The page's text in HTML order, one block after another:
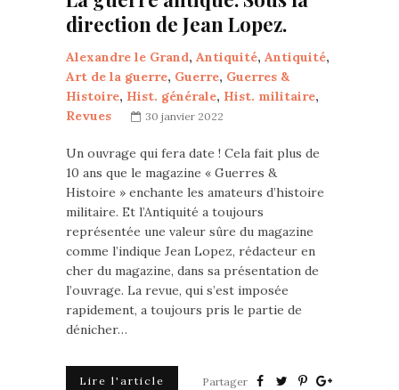
direction de Jean Lopez.
Alexandre le Grand, Antiquité, Antiquité,
Art de la guerre, Guerre, Guerres &
Histoire, Hist. générale, Hist. militaire,
Revues
30 janvier 2022
Un ouvrage qui fera date ! Cela fait plus de
10 ans que le magazine « Guerres &
Histoire » enchante les amateurs d’histoire
militaire. Et l’Antiquité a toujours
représentée une valeur sûre du magazine
comme l’indique Jean Lopez, rédacteur en
cher du magazine, dans sa présentation de
l’ouvrage. La revue, qui s’est imposée
rapidement, a toujours pris le partie de
dénicher…
Lire l'article Partager